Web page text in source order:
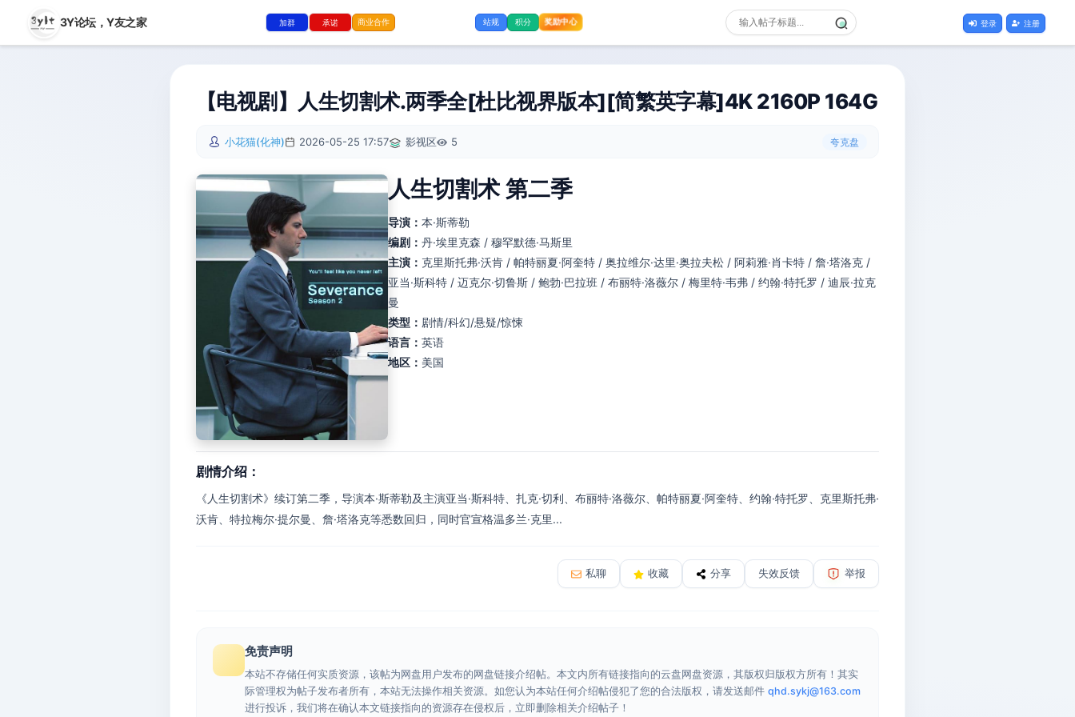
3Y论坛，Y友之家 加群 承诺 商业合作 站规 积分 奖励中心 登录 注册
【电视剧】人生切割术.两季全[杜比视界版本][简繁英字幕]4K 2160P 164G
小花猫(化神) 2026-05-25 17:57 影视区 5 夸克盘
人生切割术 第二季
导演： 本·斯蒂勒
编剧： 丹·埃里克森 / 穆罕默德·马斯里
主演： 克里斯托弗·沃肯 / 帕特丽夏·阿奎特 / 奥拉维尔·达里·奥拉夫松 / 阿莉雅·肖卡特 / 詹·塔洛克 /
亚当·斯科特 / 迈克尔·切鲁斯 / 鲍勃·巴拉班 / 布丽特·洛薇尔 / 梅里特·韦弗 / 约翰·特托罗 / 迪辰·拉克
曼
类型： 剧情/科幻/悬疑/惊悚
语言： 英语
地区： 美国
剧情介绍：
《人生切割术》续订第二季，导演本·斯蒂勒及主演亚当·斯科特、扎克·切利、布丽特·洛薇尔、帕特丽夏·阿奎特、约翰·特托罗、克里斯托弗·
沃肯、特拉梅尔·提尔曼、詹·塔洛克等悉数回归，同时官宣格温多兰·克里...
私聊 收藏 分享 失效反馈 举报
免责声明
本站不存储任何实质资源，该帖为网盘用户发布的网盘链接介绍帖。本文内所有链接指向的云盘网盘资源，其版权归版权方所有！其实
际管理权为帖子发布者所有，本站无法操作相关资源。如您认为本站任何介绍帖侵犯了您的合法版权，请发送邮件 qhd.sykj@163.com
进行投诉，我们将在确认本文链接指向的资源存在侵权后，立即删除相关介绍帖子！